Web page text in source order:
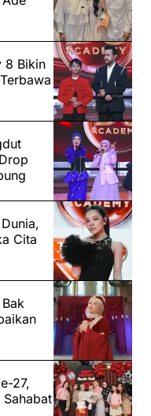
8 Bikin
Cita
27,
Sahabat